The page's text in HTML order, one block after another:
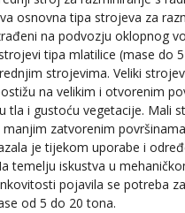
osnovna tipa strojeva za
na podvozju oklopnog
tipa mlatilice (mase do
strojevima. Veliki
na velikim i otvorenim
tla i gustoću vegetacije. Mali
zatvorenim
je tijekom uporabe i
temelju iskustva u
pojavila se potreba
od 5 do 20 tona.